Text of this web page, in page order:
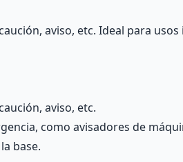
aviso, etc. Ideal para
aviso, etc.
como avisadores de
base.